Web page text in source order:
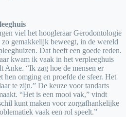
viel het hoogleraar Gerodontologie
gemakkelijk beweegt, in de wereld
Dat heeft een goede reden.
kwam ik vaak in het verpleeghuis
Anke. “Ik zag hoe de mensen er
hen omging en proefde de sfeer. Het
te zijn.” De keuze voor tandarts
“Het is een mooi vak,” vindt
kunt maken voor zorgafhankelijke
vaak een rol speelt.”